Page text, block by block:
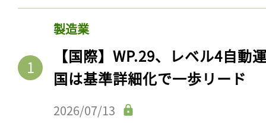
製造業
【国際】WP.29、レベル4自動
国は基準詳細化で一歩リード
2026/07/13